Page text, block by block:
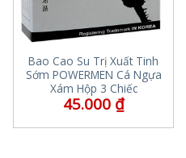
Bao Cao Su Trị Xuất Tinh
Sớm POWERMEN Cá Ngựa
Xám Hộp 3 Chiếc
45.000 ₫